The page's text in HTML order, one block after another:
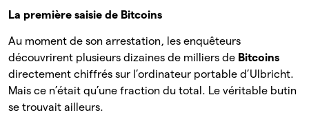
La première saisie de Bitcoins
Au moment de son arrestation, les enquêteurs
découvrirent plusieurs dizaines de milliers de Bitcoins
directement chiffrés sur l’ordinateur portable d’Ulbricht.
Mais ce n’était qu’une fraction du total. Le véritable butin
se trouvait ailleurs.